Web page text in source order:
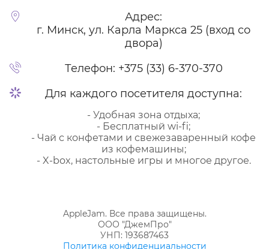
Адрес:
г. Минск, ул. Карла Маркса 25 (вход со
двора)
Телефон: +375 (33) 6-370-370
Для каждого посетителя доступна:
- Удобная зона отдыха;
- Бесплатный wi-fi;
- Чай с конфетами и свежезаваренный кофе
из кофемашины;
- X-box, настольные игры и многое другое.
AppleJam. Все права защищены.
ООО "ДжемПро"
УНП: 193687463
Политика конфиденциальности